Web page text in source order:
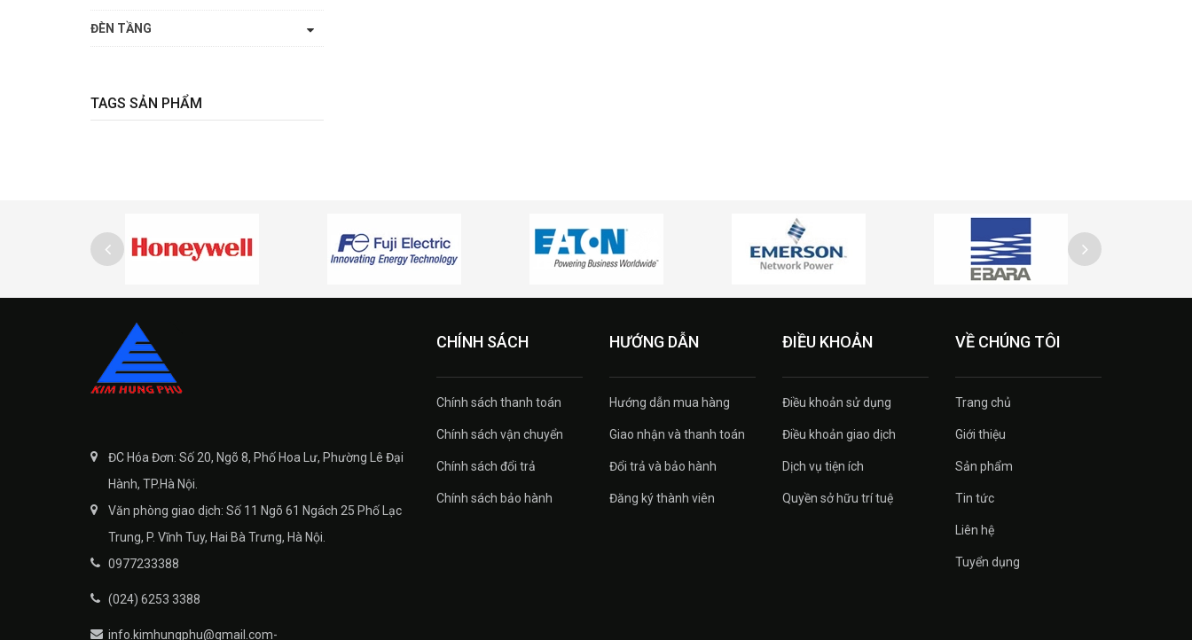
ĐÈN TẦNG
TAGS SẢN PHẨM
ĐC Hóa Đơn: Số 20, Ngõ 8, Phố Hoa Lư, Phường Lê Đại
Hành, TP.Hà Nội.
Văn phòng giao dịch: Số 11 Ngõ 61 Ngách 25 Phố Lạc
Trung, P. Vĩnh Tuy, Hai Bà Trưng, Hà Nội.
0977233388
(024) 6253 3388
info.kimhungphu@gmail.com-
CHÍNH SÁCH
Chính sách thanh toán
Chính sách vận chuyển
Chính sách đổi trả
Chính sách bảo hành
HƯỚNG DẪN
Hướng dẫn mua hàng
Giao nhận và thanh toán
Đổi trả và bảo hành
Đăng ký thành viên
ĐIỀU KHOẢN
Điều khoản sử dụng
Điều khoản giao dịch
Dịch vụ tiện ích
Quyền sở hữu trí tuệ
VỀ CHÚNG TÔI
Trang chủ
Giới thiệu
Sản phẩm
Tin tức
Liên hệ
Tuyển dụng